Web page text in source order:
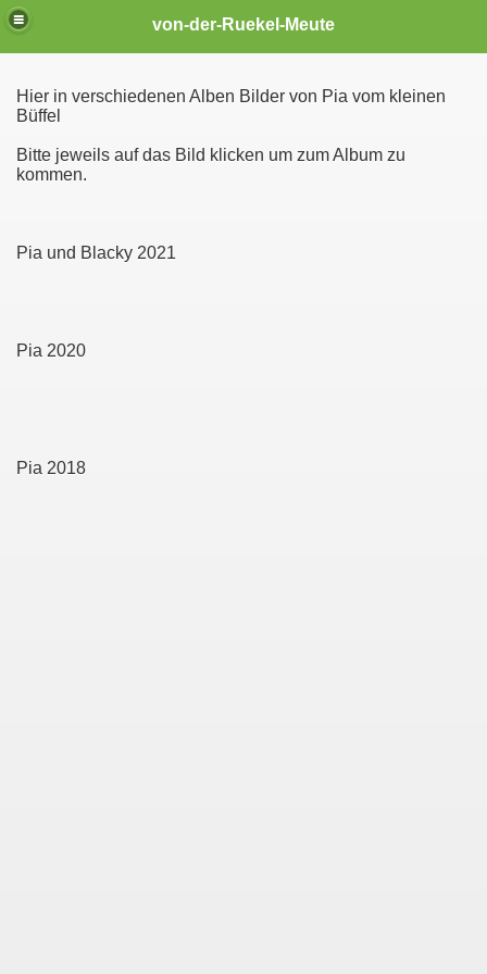
von-der-Ruekel-Meute
Hier in verschiedenen Alben Bilder von Pia vom kleinen
Büffel
Bitte jeweils auf das Bild klicken um zum Album zu
kommen.
Pia und Blacky 2021
Pia 2020
Pia 2018